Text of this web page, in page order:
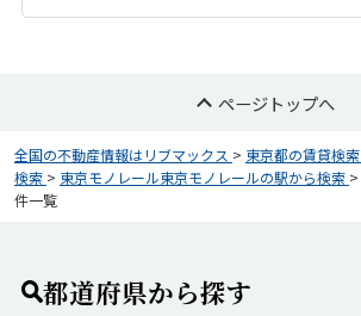
ページトップへ
全国の不動産情報はリブマックス > 東京都の賃貸検索
検索 > 東京モノレール東京モノレールの駅から検索 >
件一覧
都道府県から探す